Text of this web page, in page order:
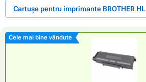
Cartușe pentru imprimante BROTHER HL
Cele mai bine vândute